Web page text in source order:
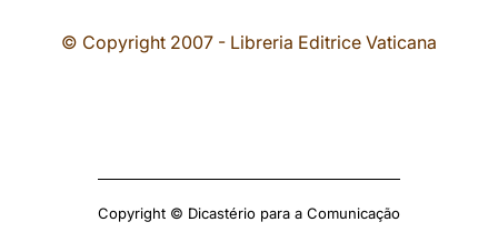
© Copyright 2007 - Libreria Editrice Vaticana
Copyright © Dicastério para a Comunicação